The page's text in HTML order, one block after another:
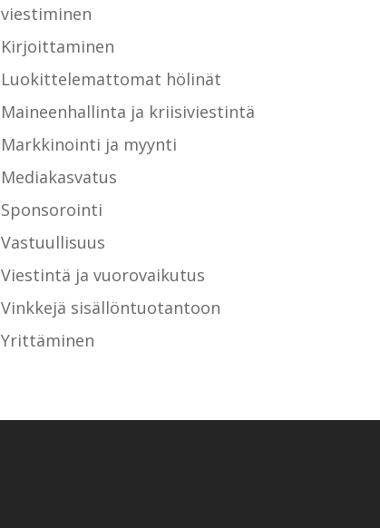
viestiminen
Kirjoittaminen
Luokittelemattomat hölinät
Maineenhallinta ja kriisiviestintä
Markkinointi ja myynti
Mediakasvatus
Sponsorointi
Vastuullisuus
Viestintä ja vuorovaikutus
Vinkkejä sisällöntuotantoon
Yrittäminen